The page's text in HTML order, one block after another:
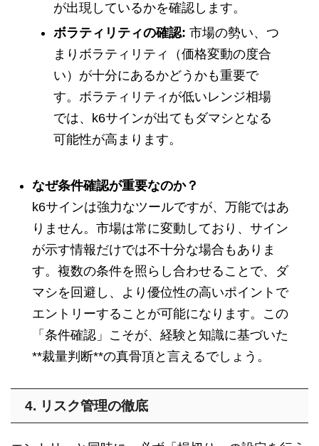
が出現しているかを確認します。
ボラティリティの確認: 市場の勢い、つ
まりボラティリティ（価格変動の度合
い）が十分にあるかどうかも重要で
す。ボラティリティが低いレンジ相場
では、k6サインが出てもダマシとなる
可能性が高まります。
なぜ条件確認が重要なのか？
k6サインは強力なツールですが、万能ではあ
りません。市場は常に変動しており、サイン
が示す情報だけでは不十分な場合もありま
す。複数の条件を照らし合わせることで、ダ
マシを回避し、より優位性の高いポイントで
エントリーすることが可能になります。この
「条件確認」こそが、経験と知識に基づいた
**裁量判断**の真骨頂と言えるでしょう。
4. リスク管理の徹底